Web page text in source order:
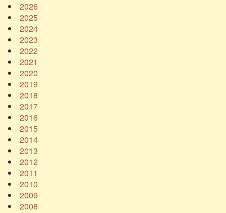
2026
2025
2024
2023
2022
2021
2020
2019
2018
2017
2016
2015
2014
2013
2012
2011
2010
2009
2008